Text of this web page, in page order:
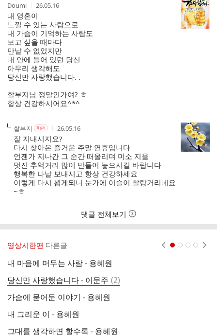
작
성
자
Doumi
작
성
시
간
26.05.16
내 영혼이
느낄 수 있는 사람으로
내 가슴이 기억하는 사람도
보고 싶을 때마다
만날 수 없었지만
내 안에 들어 있던 당신
아무리 생각해도
당신만 사랑했습니다. .
할부지님 정말인가여? ㅎ
항상 건강하시어요^*^
작
성
자
할부지 작
성
자
본
인
여
부
작
성
자
작
성
시
간
26.05.16
잘 지내시지요?
다시 찾아온 즐거운 주말 연휴입니다
언젠가 지나간 그 순간 떠올리며 미소 지을
멋진 추억거리 많이 만들어 놓으시길 바랍니다
행복한 나날 보내시고 항상 건강하세요
이렇게 다시 뵙게되니 눈가에 이슬이 찰랑거리네요
~ㅎ
댓글 전체보기
영상시한편 다른글
내 마음에 머무는 사람 - 용혜원
당신만 사랑했습니다 - 이문주 댓
글
(2)
가슴에 묻어둔 이야기 - 용혜원
내 그리운 이 - 용혜원
그대를 생각하면 할수록 - 용혜원